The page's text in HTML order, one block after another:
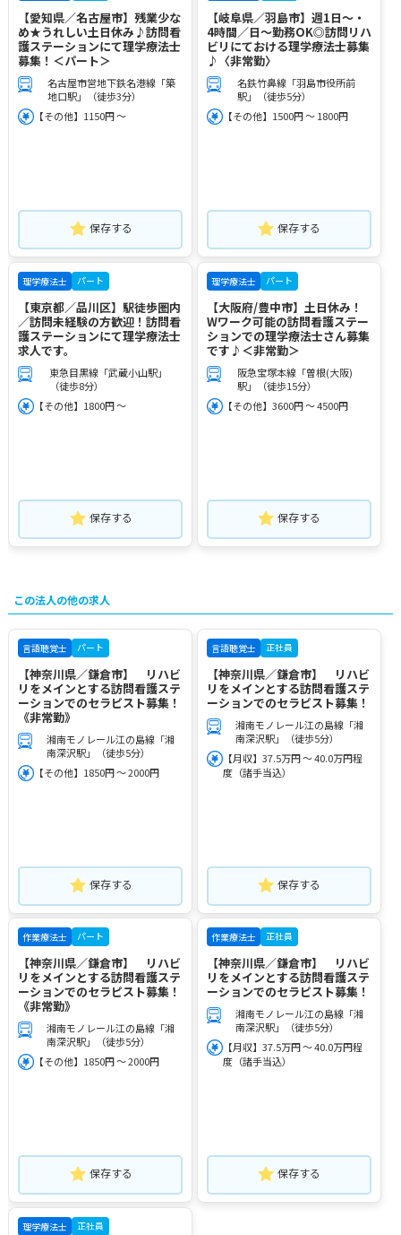
【愛知県／名古屋市】残業少な
め★うれしい土日休み♪訪問看
護ステーションにて理学療法士
募集！＜パート＞
名古屋市営地下鉄名港線「築
地口駅」（徒歩3分）
【その他】1150円 ～
保存する
【岐阜県／羽島市】週1日～・
4時間／日～勤務OK◎訪問リハ
ビリにておける理学療法士募集
♪〈非常勤〉
名鉄竹鼻線「羽島市役所前
駅」（徒歩5分）
【その他】1500円 ～ 1800円
保存する
理学療法士 パート
【東京都／品川区】駅徒歩圏内
／訪問未経験の方歓迎！訪問看
護ステーションにて理学療法士
求人です。
東急目黒線「武蔵小山駅」
（徒歩8分）
【その他】1800円 ～
保存する
理学療法士 パート
【大阪府/豊中市】土日休み！
Wワーク可能の訪問看護ステー
ションでの理学療法士さん募集
です♪＜非常勤＞
阪急宝塚本線「曽根(大阪)
駅」（徒歩15分）
【その他】3600円 ～ 4500円
保存する
この法人の他の求人
言語聴覚士 パート
【神奈川県／鎌倉市】 リハビ
リをメインとする訪問看護ステ
ーションでのセラピスト募集！
《非常勤》
湘南モノレール江の島線「湘
南深沢駅」（徒歩5分）
【その他】1850円 ～ 2000円
保存する
言語聴覚士 正社員
【神奈川県／鎌倉市】 リハビ
リをメインとする訪問看護ステ
ーションでのセラピスト募集！
湘南モノレール江の島線「湘
南深沢駅」（徒歩5分）
【月収】37.5万円 ～ 40.0万円程
度（諸手当込）
保存する
作業療法士 パート
【神奈川県／鎌倉市】 リハビ
リをメインとする訪問看護ステ
ーションでのセラピスト募集！
《非常勤》
湘南モノレール江の島線「湘
南深沢駅」（徒歩5分）
【その他】1850円 ～ 2000円
保存する
作業療法士 正社員
【神奈川県／鎌倉市】 リハビ
リをメインとする訪問看護ステ
ーションでのセラピスト募集！
湘南モノレール江の島線「湘
南深沢駅」（徒歩5分）
【月収】37.5万円 ～ 40.0万円程
度（諸手当込）
保存する
理学療法士 正社員